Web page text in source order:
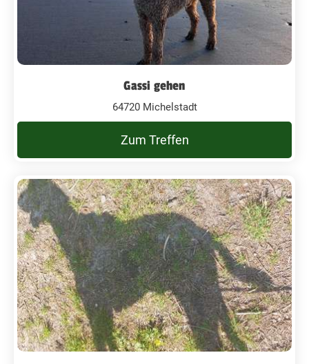
Gassi gehen
64720 Michelstadt
Zum Treffen